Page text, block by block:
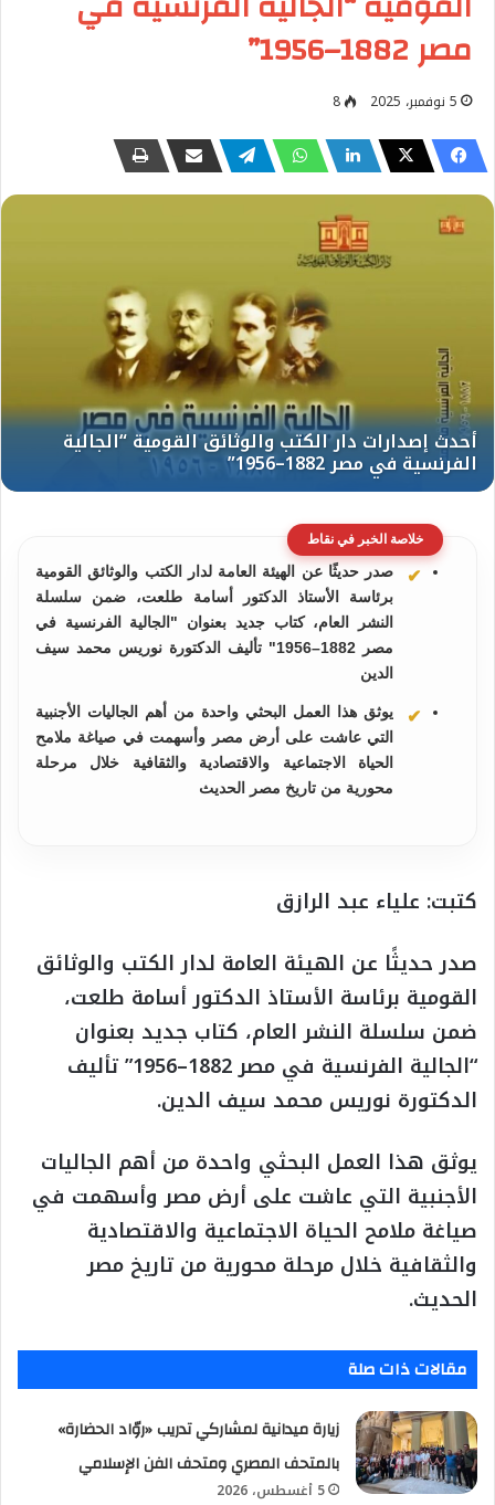
مصر 1882–1956”
5 نوفمبر، 2025 8
خلاصة الخبر في نقاط
صدر حديثًا عن الهيئة العامة لدار الكتب والوثائق القومية
برئاسة الأستاذ الدكتور أسامة طلعت، ضمن سلسلة
النشر العام، كتاب جديد بعنوان "الجالية الفرنسية في
مصر 1882–1956" تأليف الدكتورة نوريس محمد سيف
الدين
يوثق هذا العمل البحثي واحدة من أهم الجاليات الأجنبية
التي عاشت على أرض مصر وأسهمت في صياغة ملامح
الحياة الاجتماعية والاقتصادية والثقافية خلال مرحلة
محورية من تاريخ مصر الحديث
كتبت: علياء عبد الرازق
صدر حديثًا عن الهيئة العامة لدار الكتب والوثائق
القومية برئاسة الأستاذ الدكتور أسامة طلعت،
ضمن سلسلة النشر العام، كتاب جديد بعنوان
“الجالية الفرنسية في مصر 1882–1956” تأليف
الدكتورة نوريس محمد سيف الدين.
يوثق هذا العمل البحثي واحدة من أهم الجاليات
الأجنبية التي عاشت على أرض مصر وأسهمت في
صياغة ملامح الحياة الاجتماعية والاقتصادية
والثقافية خلال مرحلة محورية من تاريخ مصر
الحديث.
مقالات ذات صلة
زيارة ميدانية لمشاركي تدريب «روّاد الحضارة»
بالمتحف المصري ومتحف الفن الإسلامي
5 أغسطس، 2026